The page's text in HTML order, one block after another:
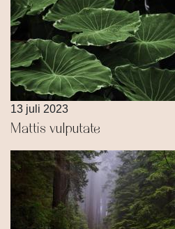
13 juli 2023
Mattis vulputate